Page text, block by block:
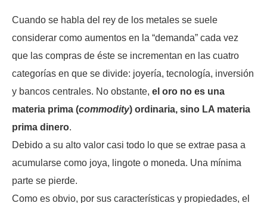
Cuando se habla del rey de los metales se suele
considerar como aumentos en la “demanda” cada vez
que las compras de éste se incrementan en las cuatro
categorías en que se divide: joyería, tecnología, inversión
y bancos centrales. No obstante, el oro no es una
materia prima (commodity) ordinaria, sino LA materia
prima dinero.
Debido a su alto valor casi todo lo que se extrae pasa a
acumularse como joya, lingote o moneda. Una mínima
parte se pierde.
Como es obvio, por sus características y propiedades, el